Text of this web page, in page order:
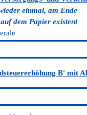
einmal, am Ende
dem Papier existent
B' mit